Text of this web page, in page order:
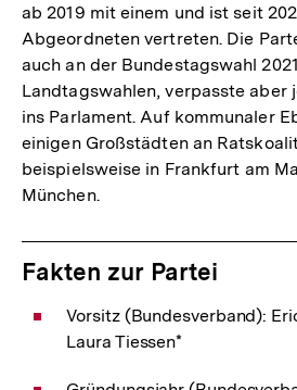
ab 2019 mit einem und ist seit
Abgeordneten vertreten. Die
auch an der Bundestagswahl
Landtagswahlen, verpasste aber
ins Parlament. Auf kommunaler
einigen Großstädten an
beispielsweise in Frankfurt am
München.
Fakten zur Partei
Vorsitz (Bundesverband):
Laura Tiessen*